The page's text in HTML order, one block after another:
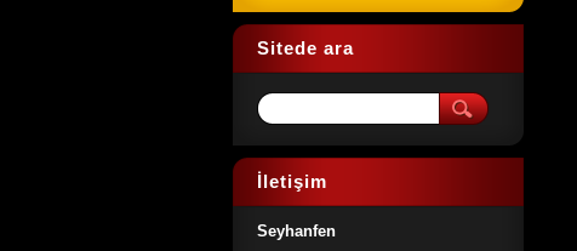
Sitede ara
İletişim
Seyhanfen